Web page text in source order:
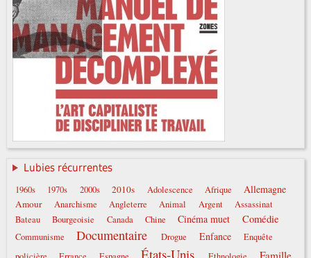
Lubies récurrentes
1960s 1970s 2000s 2010s Adolescence Afrique Allemagne
Amour Anarchisme Angleterre Animal Argent
Assassinat
Bateau
Bourgeoisie Canada Chine Cinéma muet Comédie
Communisme Documentaire Drogue Enfance
Enquête
États-Unis Famille